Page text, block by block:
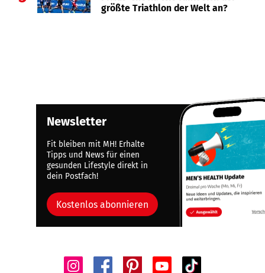
größte Triathlon der Welt an?
Newsletter
Fit bleiben mit MH! Erhalte
Tipps und News für einen
gesunden Lifestyle direkt in
dein Postfach!
Kostenlos abonnieren